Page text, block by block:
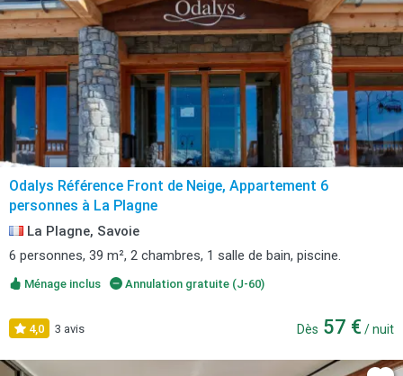
Odalys Référence Front de Neige, Appartement 6
personnes à La Plagne
La Plagne, Savoie
6 personnes, 39 m², 2 chambres, 1 salle de bain, piscine.
Ménage inclus Annulation gratuite (J-60)
4,0 3 avis Dès 57 € / nuit